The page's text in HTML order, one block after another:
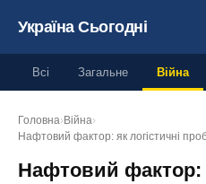
Україна Сьогодні
Всі Загальне Війна
Головна› Війна›
Нафтовий фактор: як логістичні
Нафтовий фактор: